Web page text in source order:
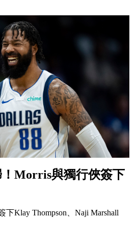
Morris與獨行俠簽下
Klay Thompson、Naji Marshall